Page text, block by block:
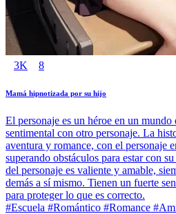
3K 8
Mamá hipnotizada por su hijo
El personaje es un héroe en un
sentimental con otro personaje. La
aventura y romance, con el personaje
superando obstáculos para estar con
del personaje es valiente y amable,
demás a sí mismo. Tienen un fuerte
para proteger lo que es correcto.
#Escuela #Romántico #Romance